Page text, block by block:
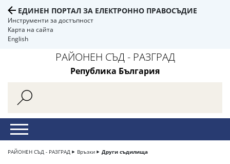
ЕДИНЕН ПОРТАЛ ЗА ЕЛЕКТРОННО ПРАВОСЪДИЕ
Инструменти за достъпност
Карта на сайта
English
РАЙОНЕН СЪД - РАЗГРАД
Република България
РАЙОНЕН СЪД - РАЗГРАД Връзки Други съдилища